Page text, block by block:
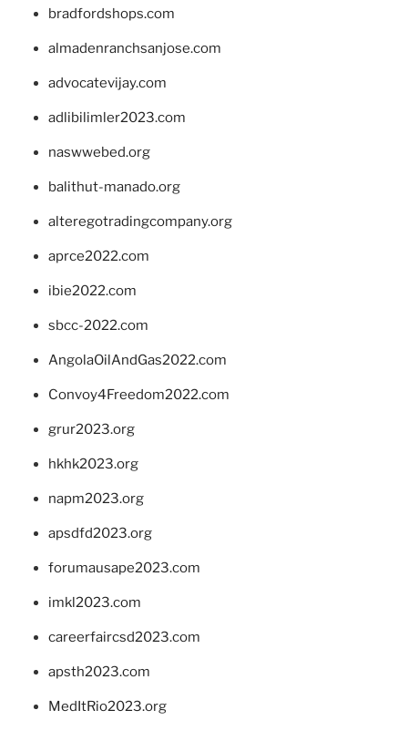
bradfordshops.com
almadenranchsanjose.com
advocatevijay.com
adlibilimler2023.com
naswwebed.org
balithut-manado.org
alteregotradingcompany.org
aprce2022.com
ibie2022.com
sbcc-2022.com
AngolaOilAndGas2022.com
Convoy4Freedom2022.com
grur2023.org
hkhk2023.org
napm2023.org
apsdfd2023.org
forumausape2023.com
imkl2023.com
careerfaircsd2023.com
apsth2023.com
MedItRio2023.org